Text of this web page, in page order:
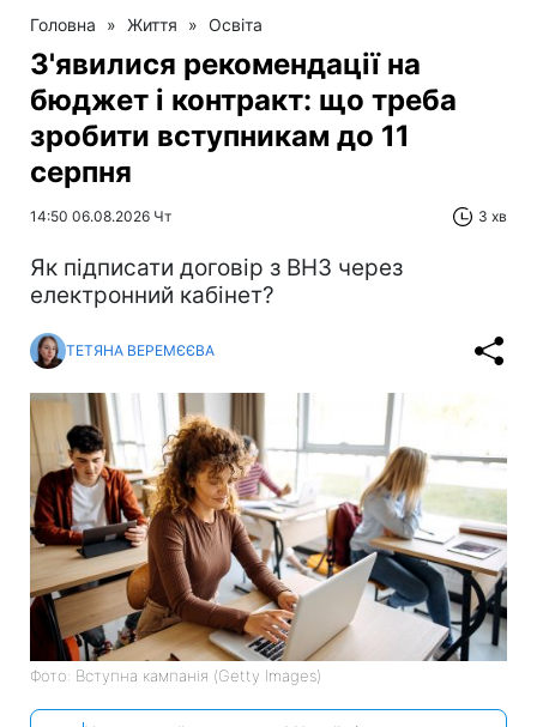
Головна » Життя » Освіта
З'явилися рекомендації на
бюджет і контракт: що треба
зробити вступникам до 11
серпня
14:50 06.08.2026 Чт 3 хв
Як підписати договір з ВНЗ через
електронний кабінет?
ТЕТЯНА ВЕРЕМЄЄВА
Фото: Вступна кампанія (Getty Images)